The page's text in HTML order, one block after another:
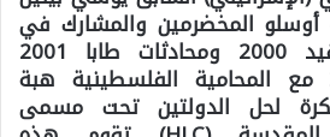
المخضرمين والمشارك في
مفاوضات كامب ديفيد 2000 ومحادثات طابا 2001
واتفاق جنيف 2003 مع المحامية الفلسطينية هبة
لحل الدولتين تحت مسمى